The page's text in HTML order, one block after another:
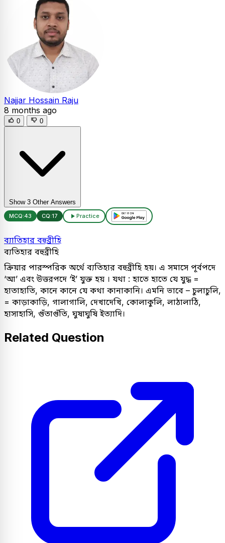
Najjar Hossain Raju
8 months ago
0 0
Show 3 Other Answers
MCQ:43 CQ:17 Practice
ব্যাতিহার বহুব্রীহি
ব্যতিহার বহুব্রীহি
ক্রিয়ার পারস্পরিক অর্থে ব্যতিহার বহুব্রীহি হয়। এ সমাসে পূর্বপদে
‘আ’ এবং উত্তরপদে ‘ই’ যুক্ত হয় । যথা : হাতে হাতে যে যুদ্ধ =
হাতাহাতি, কানে কানে যে কথা কানাকানি। এমনি ভাবে – চুলাচুলি,
= কাড়াকাড়ি, গালাগালি, দেখাদেখি, কোলাকুলি, লাঠালাঠি,
হাসাহাসি, গুঁতাগুঁতি, ঘুষাঘুষি ইত্যাদি।
Related Question